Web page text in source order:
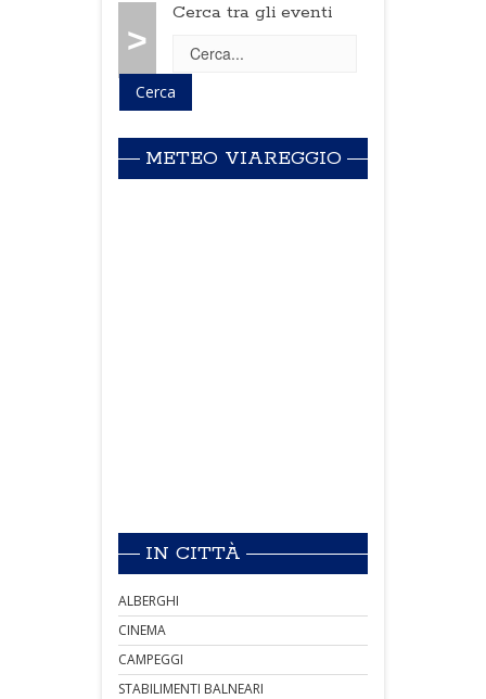
>
Cerca tra gli eventi
METEO VIAREGGIO
IN CITTÀ
ALBERGHI
CINEMA
CAMPEGGI
STABILIMENTI BALNEARI